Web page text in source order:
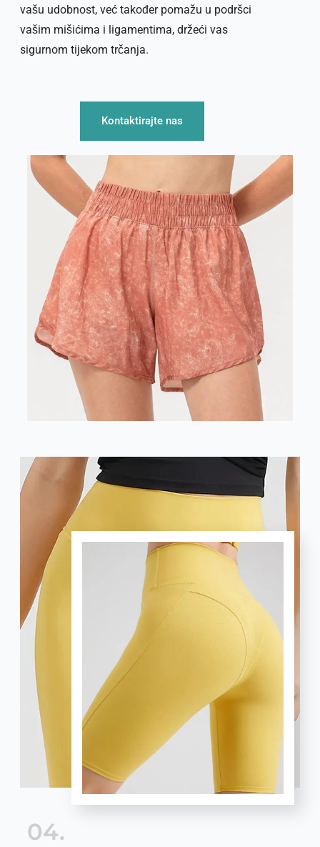
vašu udobnost, već također pomažu u podršci
vašim mišićima i ligamentima, držeći vas
sigurnom tijekom trčanja.
Kontaktirajte nas
04.